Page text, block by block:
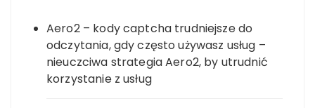
Aero2 – kody captcha trudniejsze do
odczytania, gdy często używasz usług –
nieuczciwa strategia Aero2, by utrudnić
korzystanie z usług